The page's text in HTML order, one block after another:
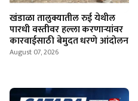
खंडाळा तालुक्यातील रुई येथील
पारधी वस्तीवर हल्ला करणाऱ्यांवर
कारवाईसाठी बेमुदत धरणे आंदोलन
August 07, 2026